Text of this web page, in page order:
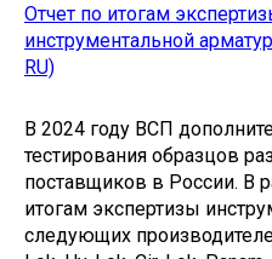
Отчет по итогам
инструментальной
RU)
В 2024 году ВСП
тестирования образцов
поставщиков в России. В
итогам экспертизы
следующих